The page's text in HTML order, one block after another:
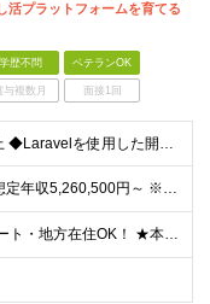
活プラットフォームを育てる
学歴不問 ベテランOK
与複数月 面接1回
◆PHP実務経験3年以上 ◆Laravelを使用した開発経験3年以上 ※学歴不問 ＼こんな方にピッタリです／ ・主体的にキャッチアップし、自分で調べて業務を進められる方 ・わからないことは積極的に質
月給43万8375円～ ★想定年収5,260,500円～ ※経験・能力等により決定します ※月給には手当(一律)・固定残業（104,375円～/40時間）を含む。超過分は別途支給します ※試用期間（
★通勤不要／フルリモート・地方在住OK！ ★本社は目黒駅最寄り ■本社 東京都品川区上大崎3-14-12 井雅ビル5階 （変更の範囲）なし